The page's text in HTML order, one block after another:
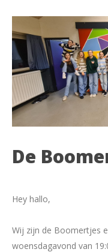
De
De
ACTIVITEITEN
De
Hey hallo,
Wij zijn de Boomertjes
woensdagavond van